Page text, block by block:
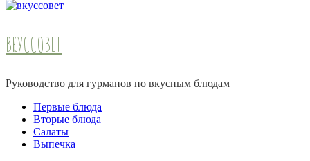
ВКУССОВЕТ
Руководство для гурманов по вкусным блюдам
Первые блюда
Вторые блюда
Салаты
Выпечка